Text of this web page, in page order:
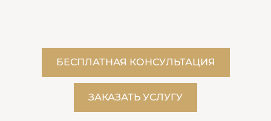
БЕСПЛАТНАЯ КОНСУЛЬТАЦИЯ
ЗАКАЗАТЬ УСЛУГУ